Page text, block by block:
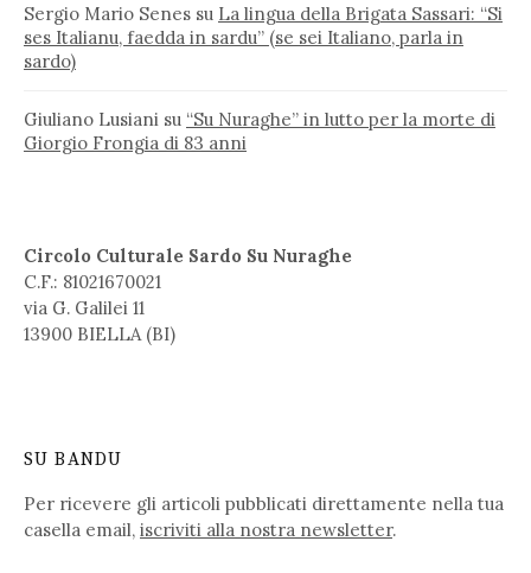
Sergio Mario Senes su La lingua della Brigata Sassari: “Si
ses Italianu, faedda in sardu” (se sei Italiano, parla in
sardo)
Giuliano Lusiani su “Su Nuraghe” in lutto per la morte di
Giorgio Frongia di 83 anni
Circolo Culturale Sardo Su Nuraghe
C.F.: 81021670021
via G. Galilei 11
13900 BIELLA (BI)
SU BANDU
Per ricevere gli articoli pubblicati direttamente nella tua
casella email, iscriviti alla nostra newsletter.